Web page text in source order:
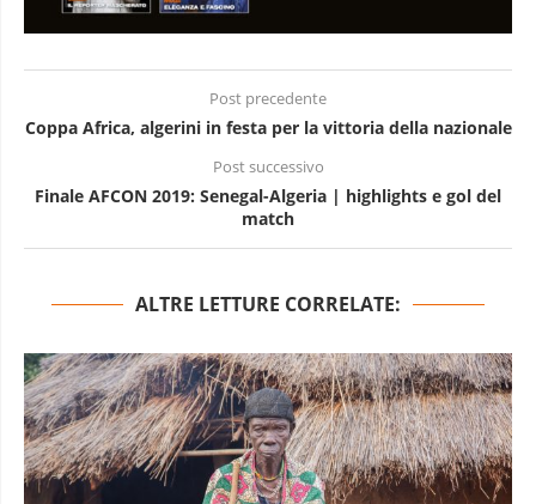
Post precedente
Coppa Africa, algerini in festa per la vittoria della nazionale
Post successivo
Finale AFCON 2019: Senegal-Algeria | highlights e gol del
match
ALTRE LETTURE CORRELATE: